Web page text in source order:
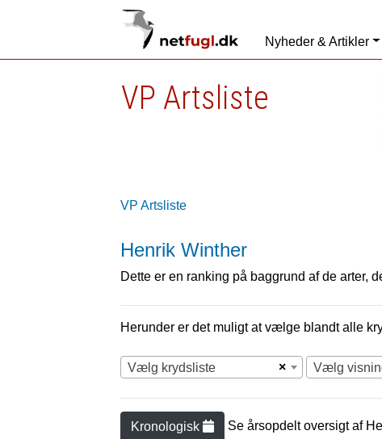
Nyheder & Artikler
VP Artsliste
VP Artsliste
Henrik Winther
Dette er en ranking på baggrund af de arter,
Herunder er det muligt at vælge blandt alle
×
Vælg krydsliste Vælg
Kronologisk Se årsopdelt oversigt af